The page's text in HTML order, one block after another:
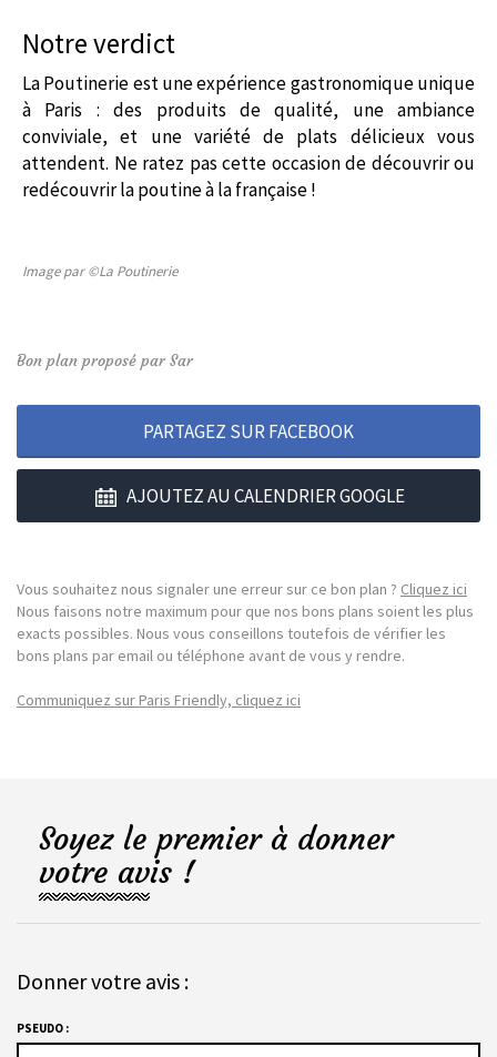
Notre verdict
La Poutinerie est une expérience gastronomique unique
à Paris : des produits de qualité, une ambiance
conviviale, et une variété de plats délicieux vous
attendent. Ne ratez pas cette occasion de découvrir ou
redécouvrir la poutine à la française !
Image par ©La Poutinerie
Bon plan proposé par Sar
PARTAGEZ SUR FACEBOOK
AJOUTEZ AU CALENDRIER GOOGLE
Vous souhaitez nous signaler une erreur sur ce bon plan ? Cliquez ici
Nous faisons notre maximum pour que nos bons plans soient les plus
exacts possibles. Nous vous conseillons toutefois de vérifier les
bons plans par email ou téléphone avant de vous y rendre.
Communiquez sur Paris Friendly, cliquez ici
Soyez le premier à donner
votre avis !
Donner votre avis :
PSEUDO :